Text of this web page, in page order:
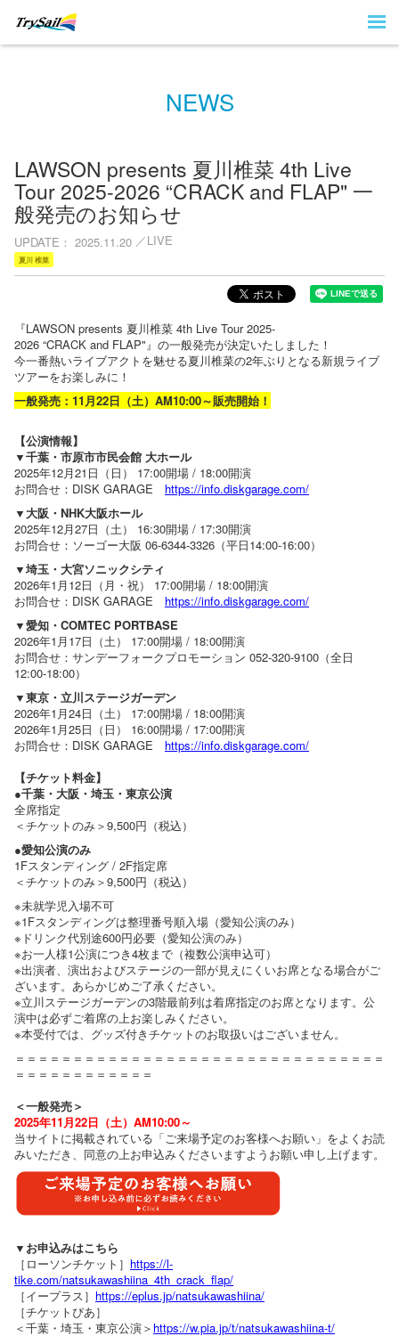
NEWS
LAWSON presents 夏川椎菜 4th Live
Tour 2025-2026 “CRACK and FLAP" 一
般発売のお知らせ
UPDATE 2025.11.20 LIVE
夏川 椎菜
『LAWSON presents 夏川椎菜 4th Live Tour 2025-
2026 “CRACK and FLAP"』の一般発売が決定いたしました！
今一番熱いライブアクトを魅せる夏川椎菜の2年ぶりとなる新規ライブ
ツアーをお楽しみに！
一般発売：11月22日（土）AM10:00～販売開始！
【公演情報】
▼千葉・市原市市民会館 大ホール
2025年12月21日（日） 17:00開場 / 18:00開演
お問合せ：DISK GARAGE https://info.diskgarage.com/
▼大阪・NHK大阪ホール
2025年12月27日（土） 16:30開場 / 17:30開演
お問合せ：ソーゴー大阪 06-6344-3326（平日14:00-16:00）
▼埼玉・大宮ソニックシティ
2026年1月12日（月・祝） 17:00開場 / 18:00開演
お問合せ：DISK GARAGE https://info.diskgarage.com/
▼愛知・COMTEC PORTBASE
2026年1月17日（土） 17:00開場 / 18:00開演
お問合せ：サンデーフォークプロモーション 052-320-9100（全日
12:00-18:00）
▼東京・立川ステージガーデン
2026年1月24日（土） 17:00開場 / 18:00開演
2026年1月25日（日） 16:00開場 / 17:00開演
お問合せ：DISK GARAGE https://info.diskgarage.com/
【チケット料金】
●千葉・大阪・埼玉・東京公演
全席指定
＜チケットのみ＞9,500円（税込）
●愛知公演のみ
1Fスタンディング / 2F指定席
＜チケットのみ＞9,500円（税込）
※未就学児入場不可
※1Fスタンディングは整理番号順入場（愛知公演のみ）
※ドリンク代別途600円必要（愛知公演のみ）
※お一人様1公演につき4枚まで（複数公演申込可）
※出演者、演出およびステージの一部が見えにくいお席となる場合がご
ざいます。あらかじめご了承ください。
※立川ステージガーデンの3階最前列は着席指定のお席となります。公
演中は必ずご着席の上お楽しみください。
※本受付では、グッズ付きチケットのお取扱いはございません。
＝＝＝＝＝＝＝＝＝＝＝＝＝＝＝＝＝＝＝＝＝＝＝＝＝＝＝＝＝＝＝＝
＝＝＝＝＝＝＝＝＝＝＝＝
＜一般発売＞
2025年11月22日（土）AM10:00～
当サイトに掲載されている「ご来場予定のお客様へお願い」をよくお読
みいただき、同意の上お申込みくださいますようお願い申し上げます。
▼お申込みはこちら
［ローソンチケット］ https://l-
tike.com/natsukawashiina_4th_crack_flap/
［イープラス］ https://eplus.jp/natsukawashiina/
［チケットぴあ］
＜千葉・埼玉・東京公演＞ https://w.pia.jp/t/natsukawashiina-t/